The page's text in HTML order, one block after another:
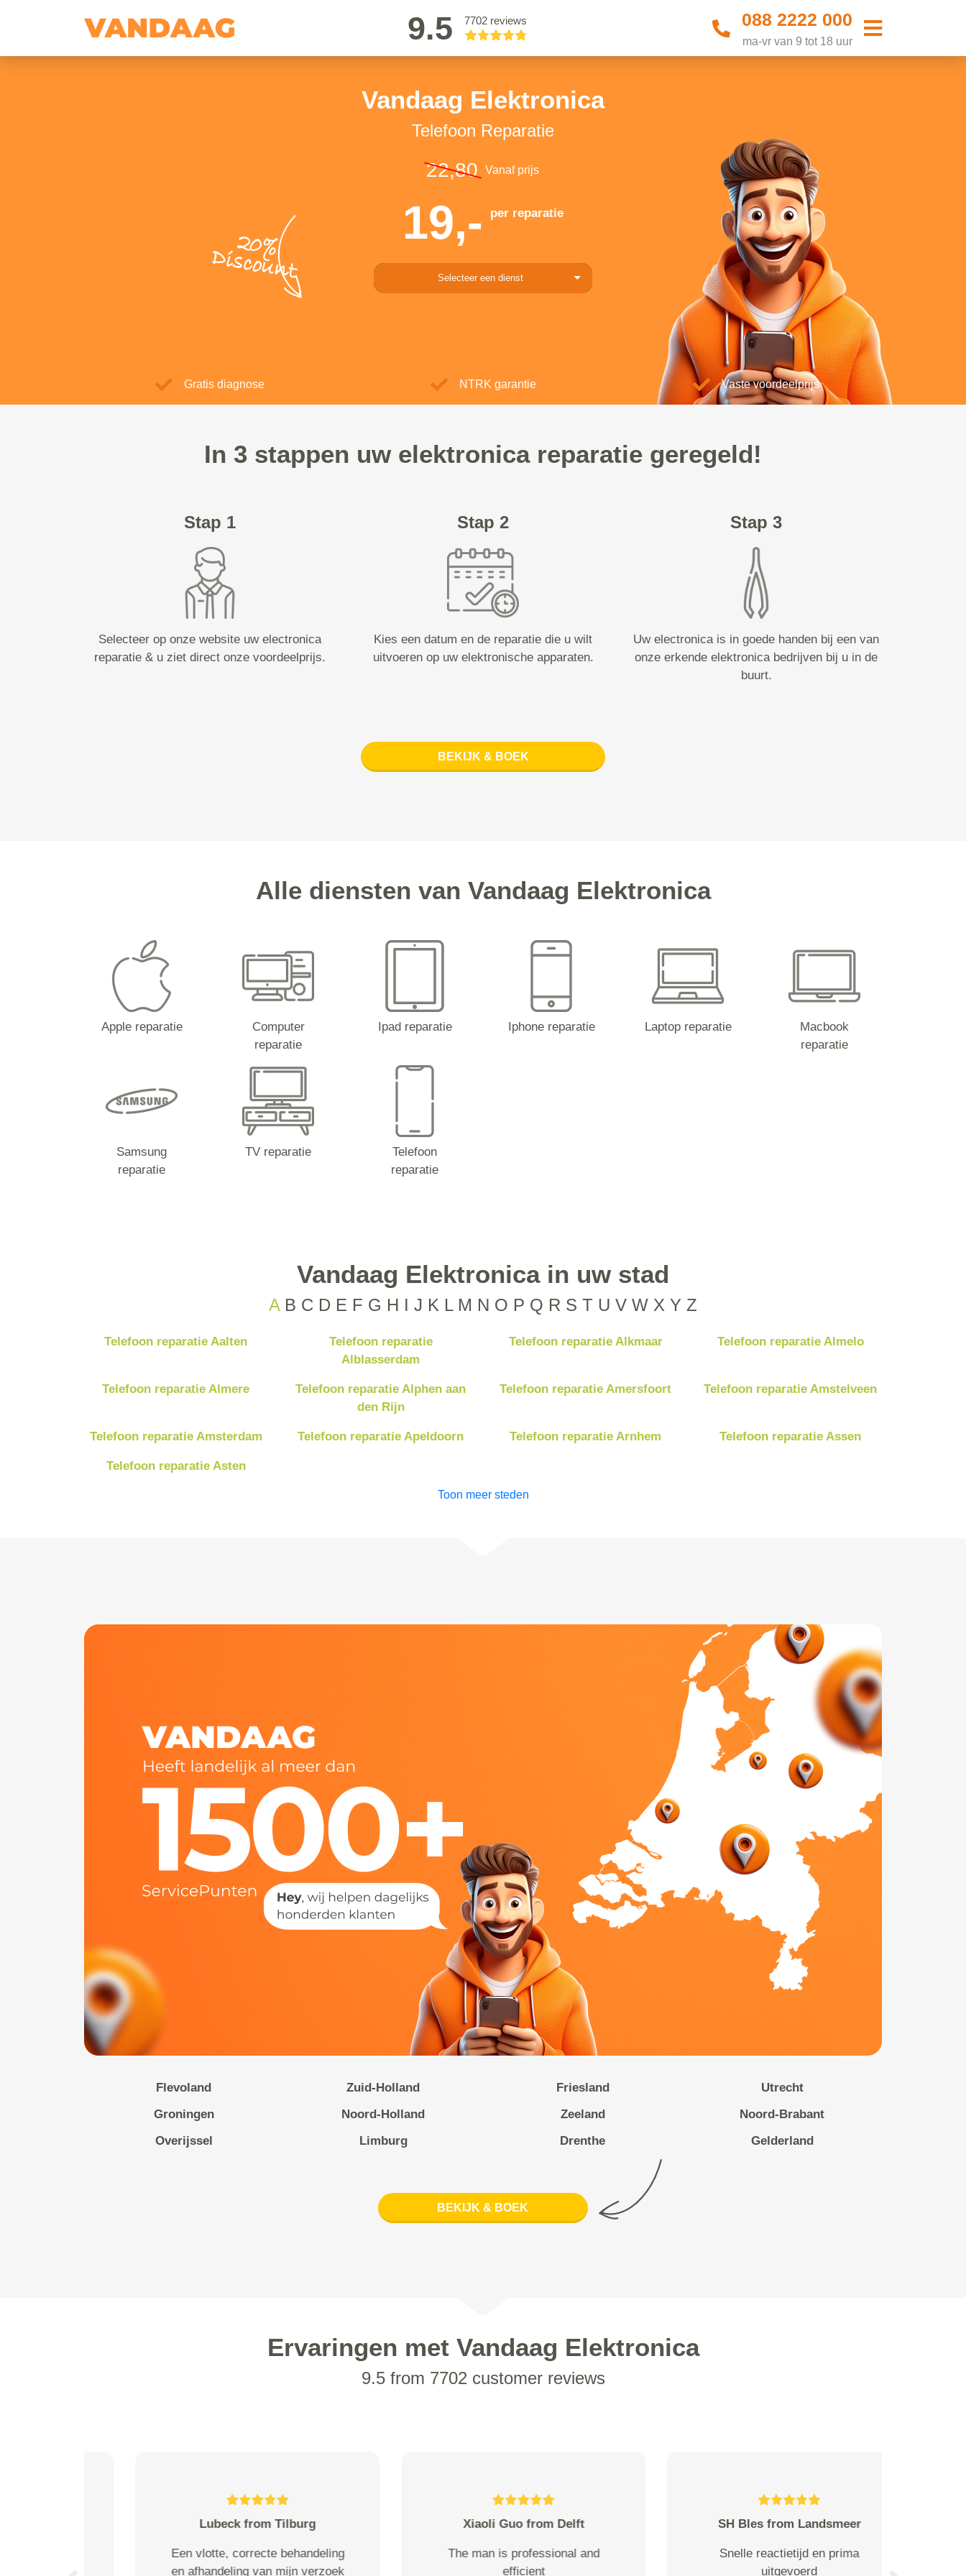
9.5 7702 reviews 088 2222 000
ma-vr van 9 tot 18 uur
Vandaag Elektronica
Telefoon Reparatie
20%
Discount
22,80 Vanaf prijs
19,- per reparatie
Selecteer een dienst
Gratis diagnose NTRK garantie Vaste voordeelprijs
In 3 stappen uw elektronica reparatie geregeld!
Stap 1
Selecteer op onze website uw electronica
reparatie & u ziet direct onze voordeelprijs.
Stap 2
Kies een datum en de reparatie die u wilt
uitvoeren op uw elektronische apparaten.
Stap 3
Uw electronica is in goede handen bij een van
onze erkende elektronica bedrijven bij u in de
buurt.
BEKIJK & BOEK
Alle diensten van Vandaag Elektronica
Apple reparatie
Computer
reparatie
Ipad reparatie Iphone reparatie Laptop reparatie
Macbook
reparatie
Samsung
reparatie
TV reparatie
Telefoon
reparatie
Vandaag Elektronica in uw stad
A B C D E F G H I J K L M N O P Q R S T U V W X Y Z
Telefoon reparatie Aalten
Telefoon reparatie
Alblasserdam
Telefoon reparatie Alkmaar Telefoon reparatie Almelo
Telefoon reparatie Almere
Telefoon reparatie Alphen aan
den Rijn
Telefoon reparatie Amersfoort Telefoon reparatie Amstelveen
Telefoon reparatie Amsterdam Telefoon reparatie Apeldoorn Telefoon reparatie Arnhem Telefoon reparatie Assen
Telefoon reparatie Asten
Toon meer steden
Flevoland Zuid-Holland Friesland
Utrecht
Groningen
Noord-Holland Zeeland
Noord-Brabant
Overijssel
Limburg Drenthe Gelderland
BEKIJK & BOEK
Ervaringen met Vandaag Elektronica
9.5 from 7702 customer reviews
SH Bles from Landsmeer
Snelle reactietijd en prima
uitgevoerd
ten berk de boer from
Christina Strampel from
Prima! Fijn snel geholpen en
ingepland.